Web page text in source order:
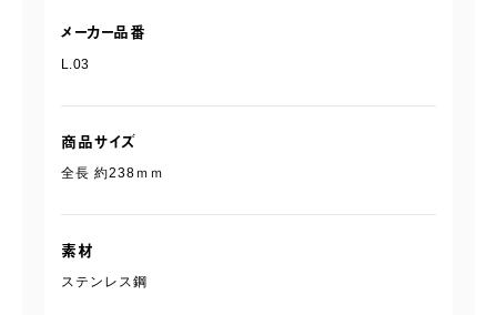
メーカー品番
L.03
商品サイズ
全長 約238ｍｍ
素材
ステンレス鋼